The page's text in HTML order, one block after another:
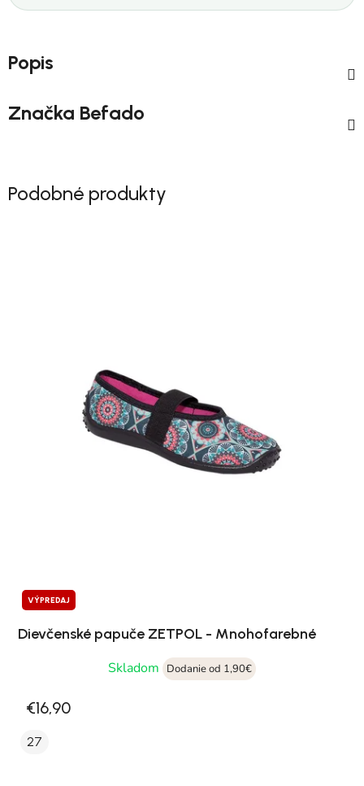
Popis
Značka Befado
Podobné produkty
VÝPREDAJ
Dievčenské papuče ZETPOL - Mnohofarebné
Skladom
Dodanie od 1,90€
€16,90
27